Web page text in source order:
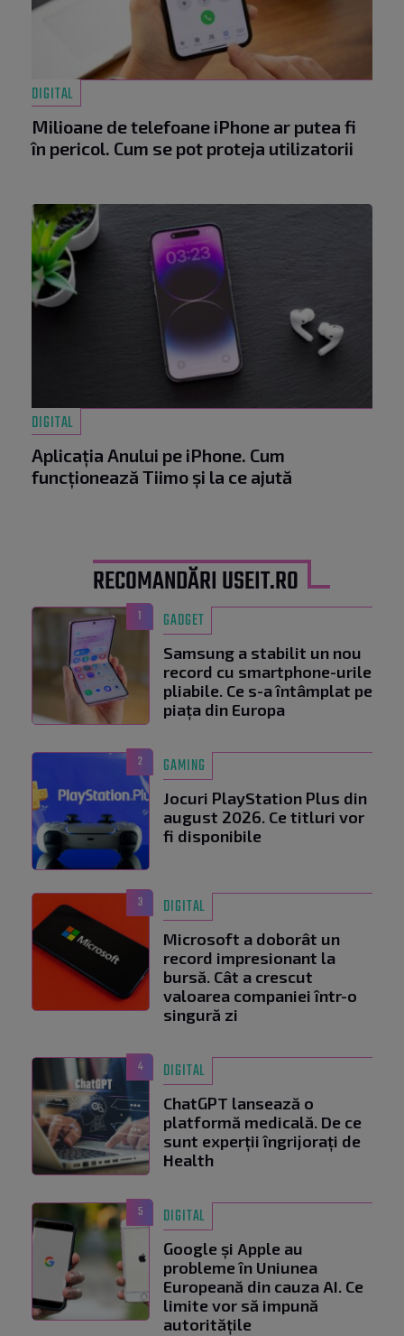
DIGITAL
Milioane de telefoane iPhone ar putea fi
în pericol. Cum se pot proteja utilizatorii
DIGITAL
Aplicația Anului pe iPhone. Cum
funcționează Tiimo și la ce ajută
RECOMANDĂRI USEIT.RO
1 GADGET
Samsung a stabilit un nou
record cu smartphone-urile
pliabile. Ce s-a întâmplat pe
piața din Europa
2 GAMING
Jocuri PlayStation Plus din
august 2026. Ce titluri vor
fi disponibile
3 DIGITAL
Microsoft a doborât un
record impresionant la
bursă. Cât a crescut
valoarea companiei într-o
singură zi
4 DIGITAL
ChatGPT lansează o
platformă medicală. De ce
sunt experții îngrijorați de
Health
5 DIGITAL
Google și Apple au
probleme în Uniunea
Europeană din cauza AI. Ce
limite vor să impună
autoritățile